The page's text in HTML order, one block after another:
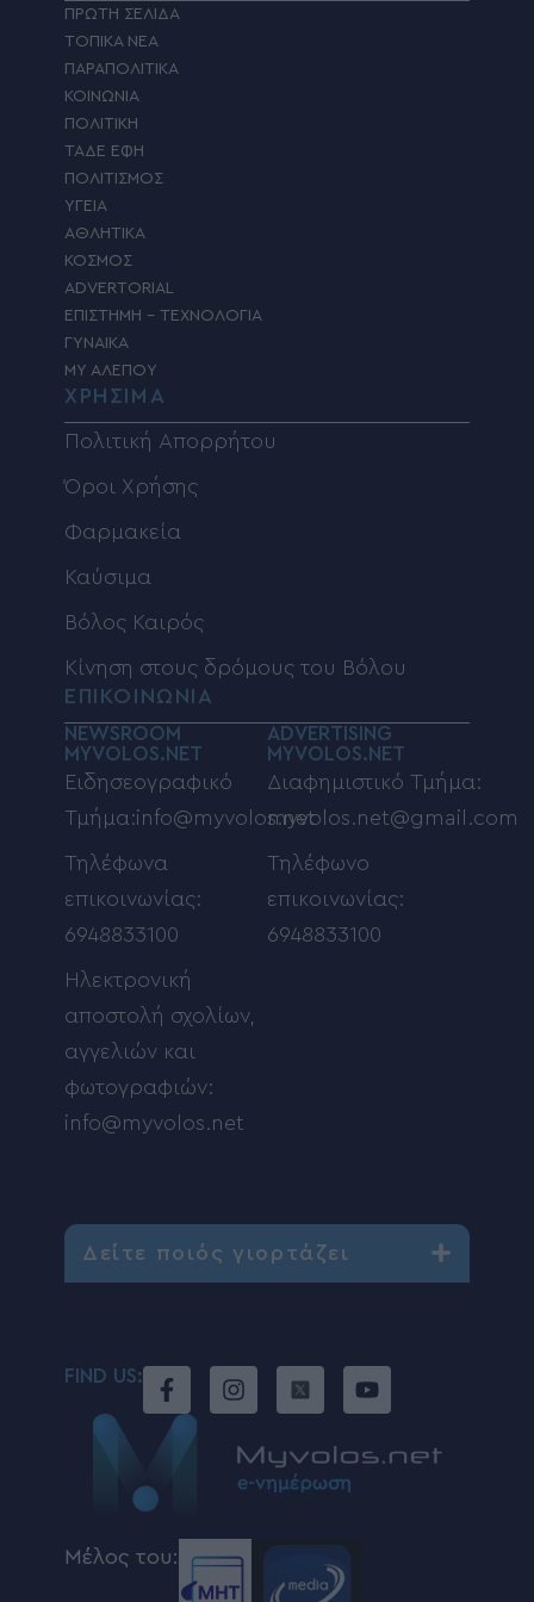
ΠΡΩΤΗ ΣΕΛΙΔΑ
ΤΟΠΙΚΑ ΝΕΑ
ΠΑΡΑΠΟΛΙΤΙΚΑ
ΚΟΙΝΩΝΙΑ
ΠΟΛΙΤΙΚΗ
ΤΑΔΕ ΕΦΗ
ΠΟΛΙΤΙΣΜΟΣ
ΥΓΕΙΑ
ΑΘΛΗΤΙΚΑ
ΚΟΣΜΟΣ
ADVERTORIAL
ΕΠΙΣΤΗΜΗ – ΤΕΧΝΟΛΟΓΙΑ
ΓΥΝΑΙΚΑ
MY ΑΛΕΠΟΥ
ΧΡΗΣΙΜΑ
Πολιτική Απορρήτου
Όροι Χρήσης
Φαρμακεία
Καύσιμα
Βόλος Καιρός
Κίνηση στους δρόμους του Βόλου
ΕΠΙΚΟΙΝΩΝΙΑ
NEWSROOM
MYVOLOS.NET
Ειδησεογραφικό
Τμήμα:info@myvolos.net
Τηλέφωνα
επικοινωνίας:
6948833100
Ηλεκτρονική
αποστολή σχολίων,
αγγελιών και
φωτογραφιών:
info@myvolos.net
ADVERTISING
MYVOLOS.NET
Διαφημιστικό Τμήμα:
myvolos.net@gmail.com
Τηλέφωνο
επικοινωνίας:
6948833100
Δείτε ποιός γιορτάζει
FIND US:
Μέλος του: